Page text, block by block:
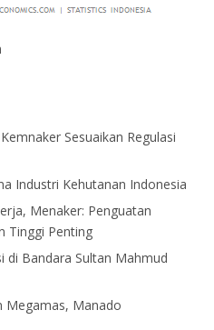
Sesuaikan Regulasi
Industri Kehutanan Indonesia
Menaker: Penguatan
Tinggi Penting
di Bandara Sultan Mahmud
Megamas, Manado